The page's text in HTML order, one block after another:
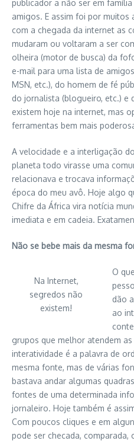
publicador a não ser em
amigos. E assim foi por muitos
com a chegada da internet as
mudaram ou voltaram a ser
olheira (motor de busca) da
e-mail para uma lista de
MSN, etc.), do homem de fé
do jornalista (blogueiro, etc.) e
existem hoje na internet, mas
ferramentas bem mais
A velocidade e a interligação
planeta todo virasse uma
relacionava e trocava
época do meu avô. Hoje algo
Chifre da África vira notícia
imediata e em cadeia.
Não se bebe mais da mesma
Na Internet,
segredos não
existem!
O
dão
ao
grupos que melhor atendem
interatividade é a palavra de
mesma fonte, mas de várias
bastava andar algumas
fontes de uma determinada
jornaleiro. Hoje também é
Com poucos cliques e em
pode ser checada, comparada,